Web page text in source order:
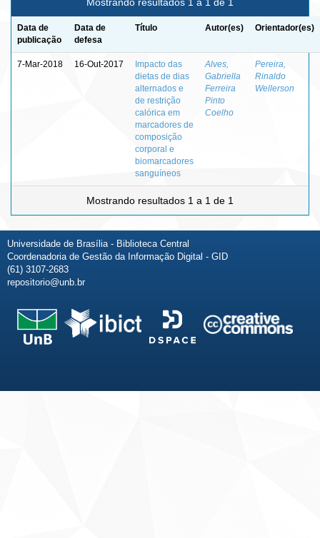
Data de
publicação
Data de
defesa
Título Autor(es) Orientador(es)
7-Mar-2018 16-Out-2017
Impacto das
dietas de dias
alternados e
de restrição
calórica em
marcadores de
composição
corporal e
biomarcadores
sanguíneos
Alves,
Gabriella
Ferreira
Pinto
Coelho
Pereira,
Rinaldo
Wellerson
Mostrando resultados 1 a 1 de 1
Universidade de Brasília - Biblioteca Central
Coordenadoria de Gestão da Informação Digital - GID
(61) 3107-2683
repositorio@unb.br